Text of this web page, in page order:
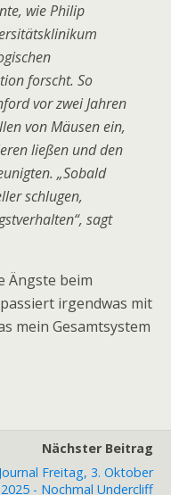
wie Philip
forscht. So
vor zwei Jahren
von Mäusen ein,
ließen und den
„Sobald
schlugen,
sagt
Ängste beim
irgendwas mit
mein Gesamtsystem
Nächster Beitrag
Journal Freitag, 3. Oktober
2025 - Nochmal Undercliff